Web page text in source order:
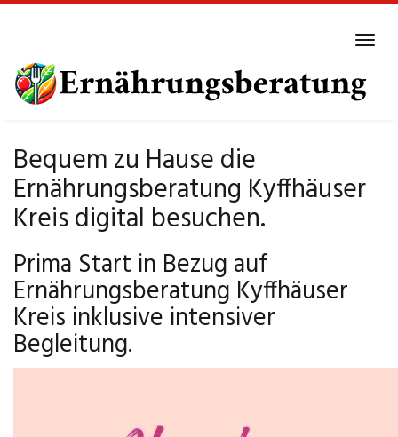
main
content
Bequem zu Hause die
Ernährungsberatung Kyffhäuser
Kreis digital besuchen.
Prima Start in Bezug auf
Ernährungsberatung Kyffhäuser
Kreis inklusive intensiver
Begleitung.